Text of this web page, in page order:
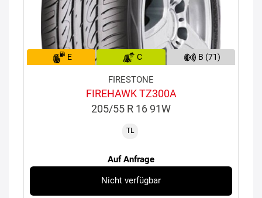
E C B (71)
FIRESTONE
FIREHAWK TZ300A
205/55 R 16 91W
TL
Auf Anfrage
Nicht verfügbar